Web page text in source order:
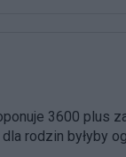
3600 plus
rodzin byłyby